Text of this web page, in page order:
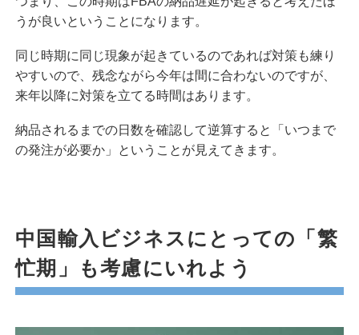
うが良いということになります。
同じ時期に同じ現象が起きているのであれば対策も練り
やすいので、残念ながら今年は間に合わないのですが、
来年以降に対策を立てる時間はあります。
納品されるまでの日数を確認して逆算すると「いつまで
の発注が必要か」ということが見えてきます。
中国輸入ビジネスにとっての「繁
忙期」も考慮にいれよう